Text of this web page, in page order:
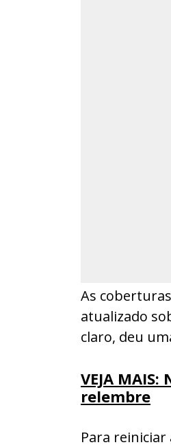
As
atualizado
claro, deu
VEJA
relembre
Para